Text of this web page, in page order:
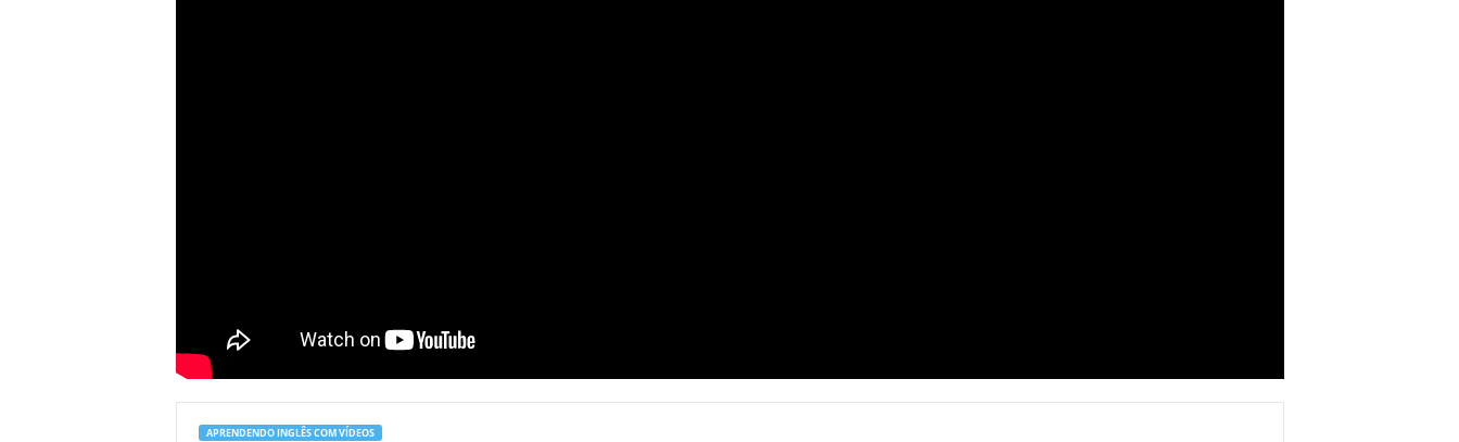
APRENDENDO INGLÊS COM VÍDEOS